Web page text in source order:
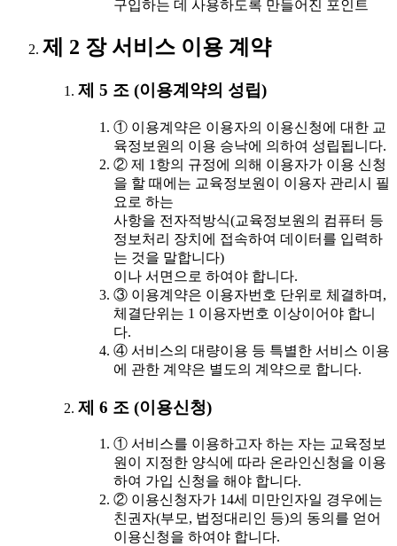
구입하는 데 사용하도록 만들어진 포인트
제 2 장 서비스 이용 계약
제 5 조 (이용계약의 성립)
① 이용계약은 이용자의 이용신청에 대한 교
육정보원의 이용 승낙에 의하여 성립됩니다.
② 제 1항의 규정에 의해 이용자가 이용 신청
을 할 때에는 교육정보원이 이용자 관리시 필
요로 하는
사항을 전자적방식(교육정보원의 컴퓨터 등
정보처리 장치에 접속하여 데이터를 입력하
는 것을 말합니다)
이나 서면으로 하여야 합니다.
③ 이용계약은 이용자번호 단위로 체결하며,
체결단위는 1 이용자번호 이상이어야 합니
다.
④ 서비스의 대량이용 등 특별한 서비스 이용
에 관한 계약은 별도의 계약으로 합니다.
제 6 조 (이용신청)
① 서비스를 이용하고자 하는 자는 교육정보
원이 지정한 양식에 따라 온라인신청을 이용
하여 가입 신청을 해야 합니다.
② 이용신청자가 14세 미만인자일 경우에는
친권자(부모, 법정대리인 등)의 동의를 얻어
이용신청을 하여야 합니다.